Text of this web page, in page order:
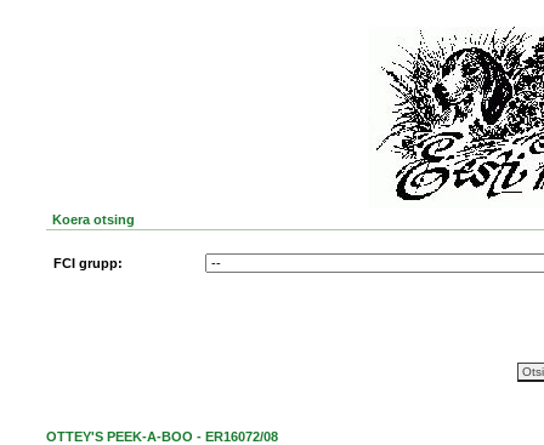
Koera otsing
FCI grupp:
OTTEY'S PEEK-A-BOO - ER16072/08